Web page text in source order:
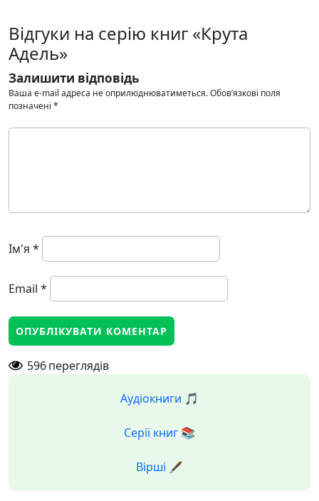
Відгуки на серію книг «Крута
Адель»
Залишити відповідь
Ваша e-mail адреса не оприлюднюватиметься.Обов’язкові поля
позначені *
Ім'я *
Email *
596переглядів
Аудіокниги 🎵
Серії книг 📚
Вірші 🖋️